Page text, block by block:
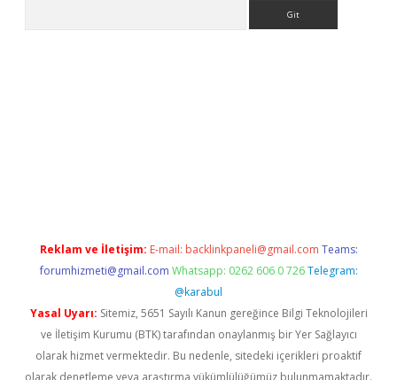
Reklam ve İletişim: E-mail: backlinkpaneli@gmail.com Teams:
forumhizmeti@gmail.com Whatsapp: 0262 606 0 726 Telegram:
@karabul
Yasal Uyarı: Sitemiz, 5651 Sayılı Kanun gereğince Bilgi Teknolojileri
ve İletişim Kurumu (BTK) tarafından onaylanmış bir Yer Sağlayıcı
olarak hizmet vermektedir. Bu nedenle, sitedeki içerikleri proaktif
olarak denetleme veya araştırma yükümlülüğümüz bulunmamaktadır.